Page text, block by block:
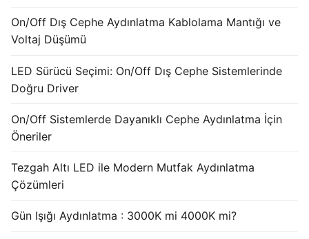
On/Off Dış Cephe Aydınlatma Kablolama Mantığı ve
Voltaj Düşümü
LED Sürücü Seçimi: On/Off Dış Cephe Sistemlerinde
Doğru Driver
On/Off Sistemlerde Dayanıklı Cephe Aydınlatma İçin
Öneriler
Tezgah Altı LED ile Modern Mutfak Aydınlatma
Çözümleri
Gün Işığı Aydınlatma : 3000K mi 4000K mi?